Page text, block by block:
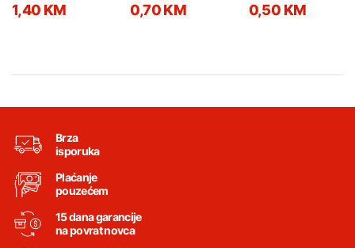
1,40 KM 0,70 KM 0,50 KM
Brza
isporuka
Plaćanje
pouzećem
15 dana garancije
na povrat novca